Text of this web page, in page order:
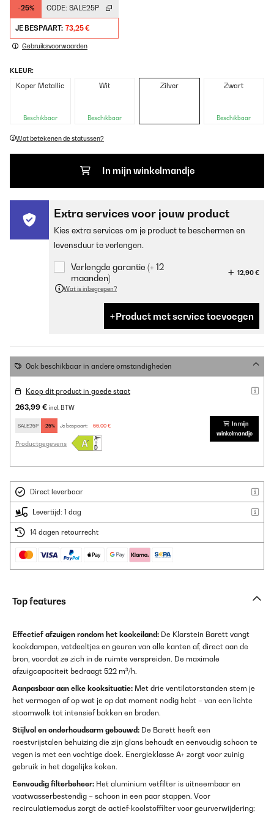
-25% CODE: SALE25P
JE BESPAART: 73,25 €
Gebruiksvoorwaarden
KLEUR:
Koper Metallic
Beschikbaar
Wit
Beschikbaar
Zilver Zwart
Beschikbaar
Wat betekenen de statussen?
In mijn winkelmandje
Extra services voor jouw product
Kies extra services om je product te beschermen en
levensduur te verlengen.
Verlengde garantie (+ 12
maanden)
12,90 €
Wat is inbegrepen?
Product met service toevoegen
Ook beschikbaar in andere omstandigheden
Koop dit product in goede staat
263,99 € incl. BTW
SALE25P -25% Je bespaart: 66,00 €
Productgegevens
In mijn
winkelmandje
Direct leverbaar
Levertijd: 1 dag
14 dagen retourrecht
Top features
Effectief afzuigen rondom het kookeiland: De Klarstein Barett vangt
kookdampen, vetdeeltjes en geuren van alle kanten af, direct aan de
bron, voordat ze zich in de ruimte verspreiden. De maximale
afzuigcapaciteit bedraagt 522 m³/h.
Aanpasbaar aan elke kooksituatie: Met drie ventilatorstanden stem je
het vermogen af op wat je op dat moment nodig hebt – van een lichte
stoomwolk tot intensief bakken en braden.
Stijlvol en onderhoudsarm gebouwd: De Barett heeft een
roestvrijstalen behuizing die zijn glans behoudt en eenvoudig schoon te
vegen is met een vochtige doek. Energieklasse A+ zorgt voor zuinig
gebruik in het dagelijks koken.
Eenvoudig filterbeheer: Het aluminium vetfilter is uitneembaar en
vaatwasserbestendig – schoon in een paar stappen. Voor
recirculatiemodus zorgt de actief-koolstoffilter voor geurverwijdering;